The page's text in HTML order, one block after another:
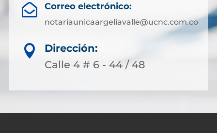
 Correo electrónico:
notariaunicaargeliavalle@ucnc.com.co

Dirección:
Calle 4 # 6 - 44 / 48